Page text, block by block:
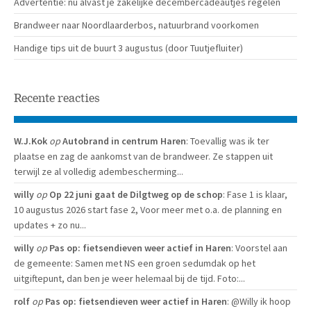
Brandweer naar Noordlaarderbos, natuurbrand voorkomen
Handige tips uit de buurt 3 augustus (door Tuutjefluiter)
Recente reacties
W.J.Kok opAutobrand in centrum Haren: Toevallig was ik ter
plaatse en zag de aankomst van de brandweer. Ze stappen uit
terwijl ze al volledig adembescherming...
willy op Op 22 juni gaat de Dilgtweg op de schop: Fase 1 is klaar,
10 augustus 2026 start fase 2, Voor meer met o.a. de planning en
updates + zo nu...
willy op Pas op: fietsendieven weer actief in Haren: Voorstel aan
de gemeente: Samen met NS een groen sedumdak op het
uitgiftepunt, dan ben je weer helemaal bij de tijd. Foto:...
rolf op Pas op: fietsendieven weer actief in Haren: @Willy ik hoop